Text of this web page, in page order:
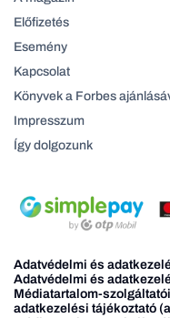
Előfizetés
Esemény
Kapcsolat
Könyvek a Forbes
Impresszum
Így dolgozunk
Adatvédelmi és
Adatvédelmi és
Médiatartalom-
adatkezelési tájékoztató